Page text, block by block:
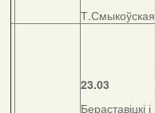
Т.Смыкоўская
23.03
Бераставіцкі і